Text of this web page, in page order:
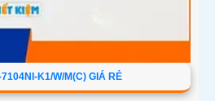
K1/W/M(C) GIÁ RẺ